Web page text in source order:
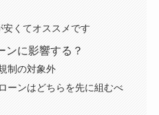
くてオススメです
ンに影響する？
制の対象外
ーンはどちらを先に組むべ